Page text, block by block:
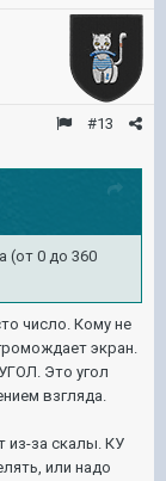
#13
(от 0 до 360
число. Кому не
экран.
Это угол
взгляда.
из-за скалы. КУ
или надо